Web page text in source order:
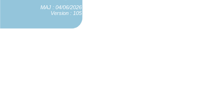
MAJ : 04/06/2026
Version : 105